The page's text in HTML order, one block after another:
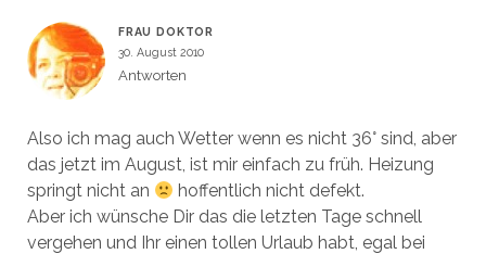
FRAU DOKTOR
30. August 2010
Antworten
Also ich mag auch Wetter wenn es nicht 36° sind, aber
das jetzt im August, ist mir einfach zu früh. Heizung
springt nicht an
hoffentlich nicht defekt.
Aber ich wünsche Dir das die letzten Tage schnell
vergehen und Ihr einen tollen Urlaub habt, egal bei